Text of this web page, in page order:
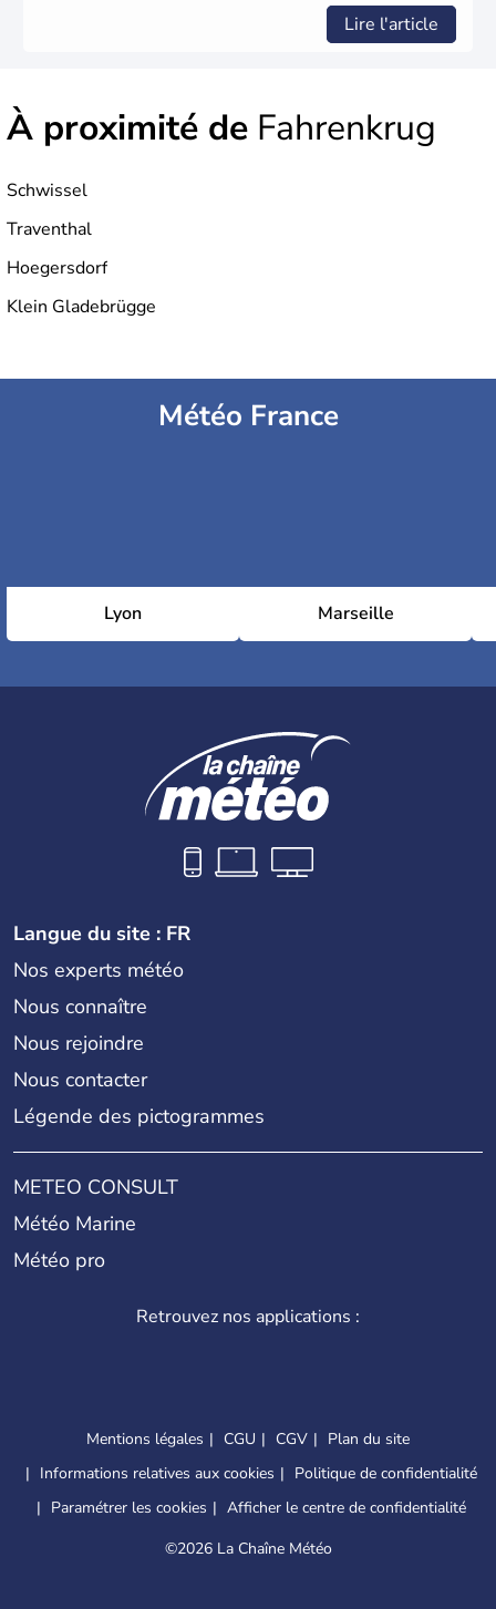
Lire l'article
À proximité de Fahrenkrug
Schwissel
Traventhal
Hoegersdorf
Klein Gladebrügge
Météo France
Lyon Marseille
Langue du site : FR
Nos experts météo
Nous connaître
Nous rejoindre
Nous contacter
Légende des pictogrammes
METEO CONSULT
Météo Marine
Météo pro
Retrouvez nos applications :
Mentions légales CGU CGV
Plan du site
Informations relatives aux cookies
Politique de confidentialité
Paramétrer les cookies
Afficher le centre de confidentialité
©2026 La Chaîne Météo